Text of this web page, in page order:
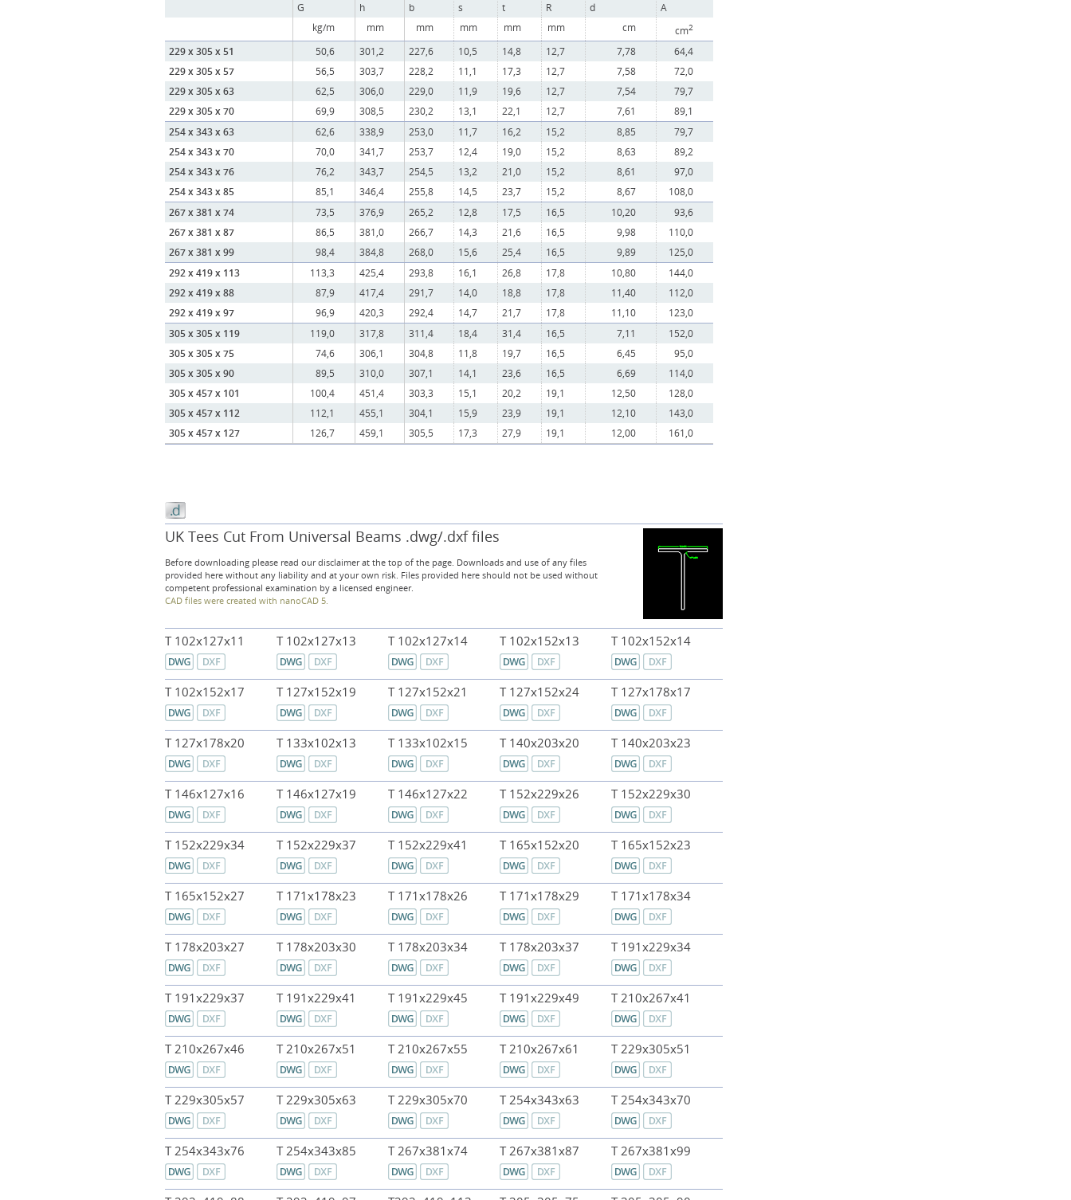
G h b s t R d
A
kg/m
mm mm mm mm mm cm cm2
229 x 305 x 51 50,6 301,2 227,6 10,5 14,8 12,7 7,78
64,4
229 x 305 x 57
56,5 303,7 228,2 11,1 17,3 12,7 7,58
72,0
229 x 305 x 63
62,5 306,0 229,0 11,9 19,6 12,7 7,54
79,7
229 x 305 x 70
69,9 308,5 230,2 13,1 22,1 12,7 7,61
89,1
254 x 343 x 63
62,6 338,9 253,0 11,7 16,2 15,2 8,85
79,7
254 x 343 x 70
70,0 341,7 253,7 12,4 19,0 15,2 8,63
89,2
254 x 343 x 76
76,2 343,7 254,5 13,2 21,0 15,2 8,61
97,0
254 x 343 x 85
85,1 346,4 255,8 14,5 23,7 15,2 8,67
108,0
267 x 381 x 74
73,5 376,9 265,2 12,8 17,5 16,5 10,20
93,6
267 x 381 x 87
86,5 381,0 266,7 14,3 21,6 16,5 9,98
110,0
267 x 381 x 99
98,4 384,8 268,0 15,6 25,4 16,5 9,89
125,0
292 x 419 x 113
113,3 425,4 293,8 16,1 26,8 17,8 10,80
144,0
292 x 419 x 88
87,9 417,4 291,7 14,0 18,8 17,8 11,40
112,0
292 x 419 x 97
96,9 420,3 292,4 14,7 21,7 17,8 11,10
123,0
305 x 305 x 119
119,0 317,8 311,4 18,4 31,4 16,5 7,11
152,0
305 x 305 x 75
74,6 306,1 304,8 11,8 19,7 16,5 6,45
95,0
305 x 305 x 90
89,5 310,0 307,1 14,1 23,6 16,5 6,69
114,0
305 x 457 x 101
100,4 451,4 303,3 15,1 20,2 19,1 12,50
128,0
305 x 457 x 112
112,1 455,1 304,1 15,9 23,9 19,1 12,10
143,0
305 x 457 x 127
126,7 459,1 305,5 17,3 27,9 19,1 12,00 161,0
UK Tees Cut From Universal Beams .dwg/.dxf files
Before downloading please read our disclaimer at the top of the page. Downloads and use of any files
provided here without any liability and at your own risk. Files provided here should not be used without
competent professional examination by a licensed engineer.
CAD files were created with nanoCAD 5.
T 102x127x11 T 102x127x13 T 102x127x14 T 102x152x13 T 102x152x14
T 102x152x17 T 127x152x19 T 127x152x21 T 127x152x24 T 127x178x17
T 127x178x20 T 133x102x13 T 133x102x15 T 140x203x20 T 140x203x23
T 146x127x16 T 146x127x19 T 146x127x22 T 152x229x26 T 152x229x30
T 152x229x34 T 152x229x37 T 152x229x41 T 165x152x20 T 165x152x23
T 165x152x27 T 171x178x23 T 171x178x26 T 171x178x29 T 171x178x34
T 178x203x27 T 178x203x30 T 178x203x34 T 178x203x37 T 191x229x34
T 191x229x37 T 191x229x41 T 191x229x45 T 191x229x49 T 210x267x41
T 210x267x46 T 210x267x51 T 210x267x55 T 210x267x61 T 229x305x51
T 229x305x57 T 229x305x63 T 229x305x70 T 254x343x63 T 254x343x70
T 254x343x76 T 254x343x85 T 267x381x74 T 267x381x87 T 267x381x99